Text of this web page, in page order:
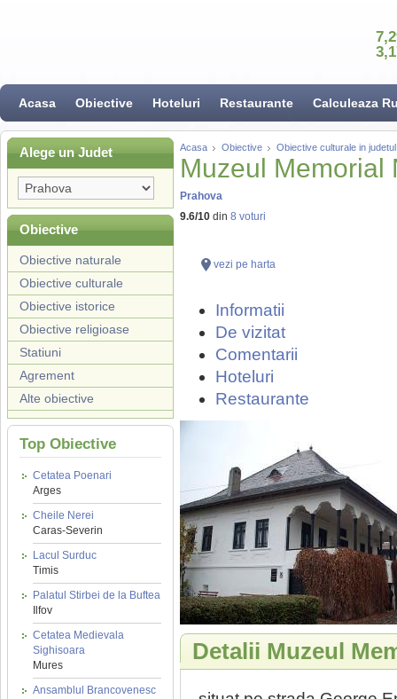
Acasa Obiective Hoteluri Restaurante Calculeaza
Alege un Judet
Obiective
Obiective naturale
Obiective culturale
Obiective istorice
Obiective religioase
Statiuni
Agrement
Alte obiective
Top Obiective
Cetatea Poenari
Arges
Cheile Nerei
Caras-Severin
Lacul Surduc
Timis
Palatul Stirbei de la Buftea
Ilfov
Cetatea Medievala
Sighisoara
Mures
Ansamblul Brancovenesc
Acasa Obiective Obiective culturale in
Muzeul Memorial
Prahova
9.6/10 din 8 voturi
vezi pe harta
Informatii
De vizitat
Comentarii
Hoteluri
Restaurante
Detalii Muzeul